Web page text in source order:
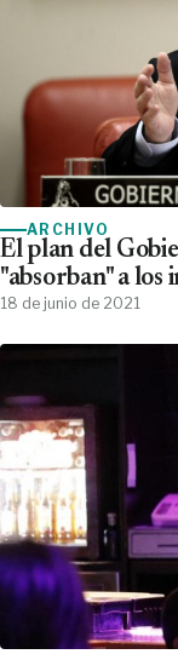
ARCHIVO
El plan del
"absorban" a
18 de junio de 2021